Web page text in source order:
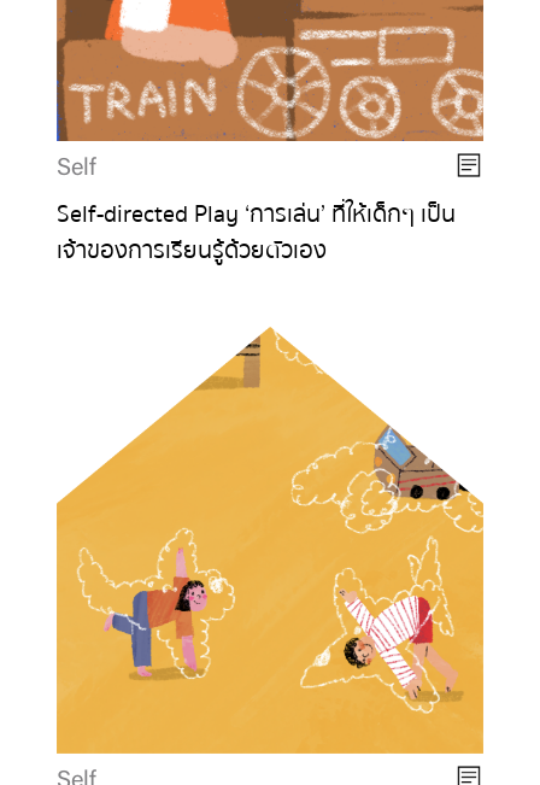
Self
Self-directed Play ‘การเล่น’ ที่ให้เด็กๆ เป็น
เจ้าของการเรียนรู้ด้วยตัวเอง